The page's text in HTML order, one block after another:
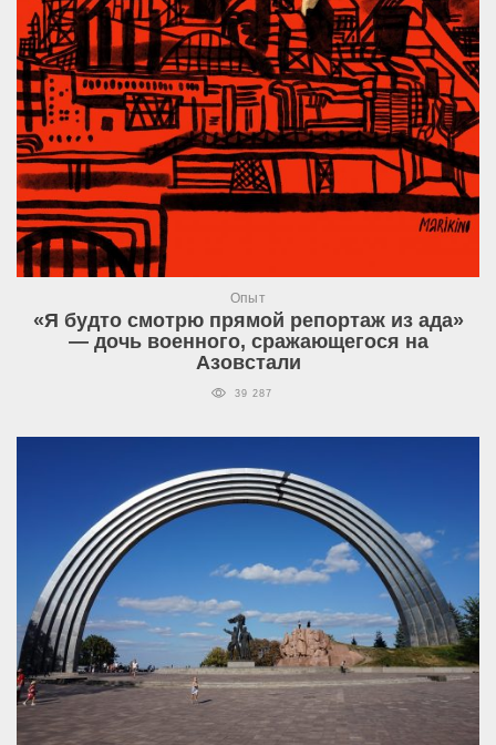
Опыт
«Я будто смотрю прямой репортаж из ада»
— дочь военного, сражающегося на
Азовстали
39 287